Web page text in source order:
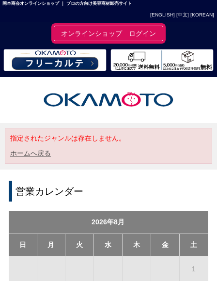
岡本商会オンラインショップ ｜ プロの方向け美容商材卸売サイト
[ENGLISH] [中文] [KOREAN]
オンラインショップ ログイン
指定されたジャンルは存在しません。
ホームへ戻る
営業カレンダー
2026年8月
日 月 火 水 木 金 土
1